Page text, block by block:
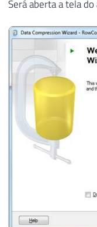
Será aberta a tela